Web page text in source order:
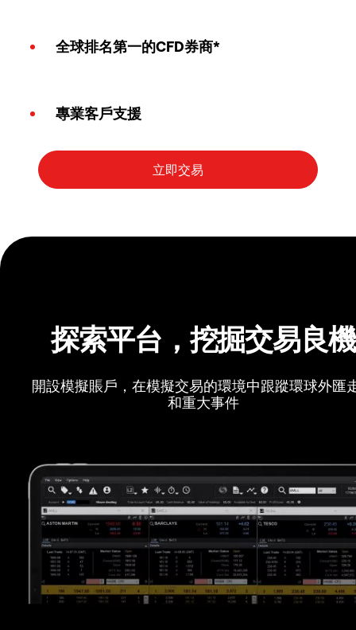
全球排名第一的CFD券商*
專業客戶支援
探索平台，挖掘交易良機
開設模擬賬戶，在模擬交易的環境中跟蹤環球外匯
和重大事件